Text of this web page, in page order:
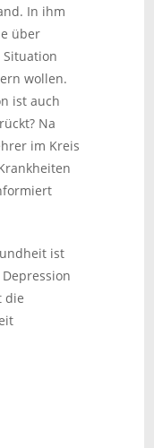
In ihm
über
wollen.
ist auch
Na
im Kreis
ist
die